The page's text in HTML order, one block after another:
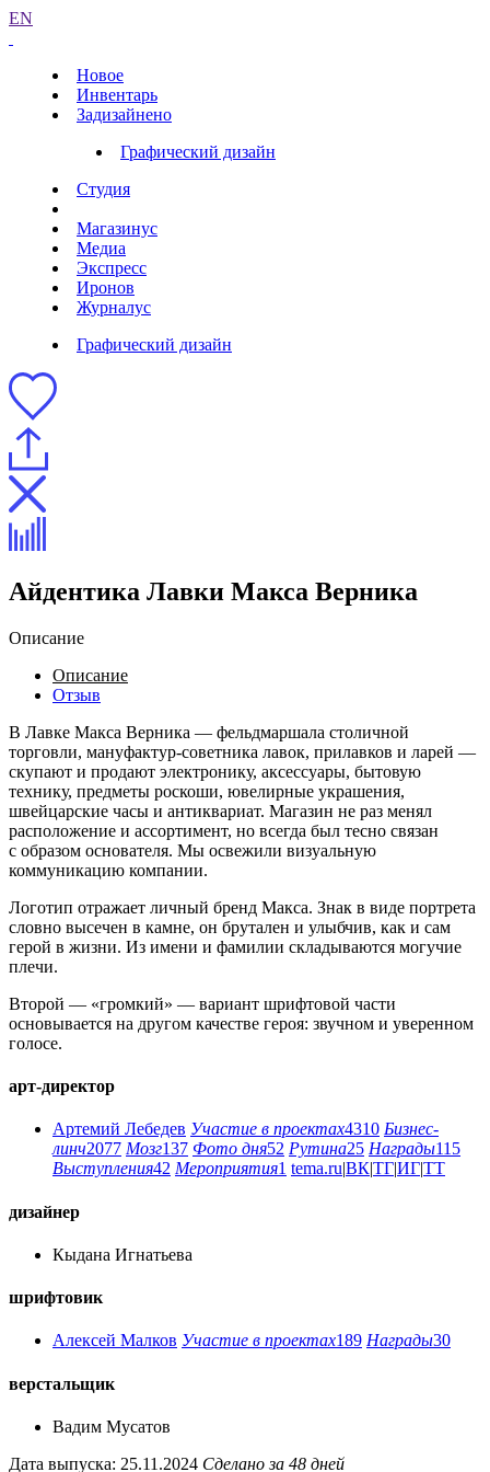
EN
Новое
Инвентарь
Задизайнено
Графический дизайн
Студия
Магазинус
Медиа
Экспресс
Иронов
Журналус
Графический дизайн
Айдентика Лавки Макса Верника
Описание
Описание
Отзыв
В Лавке Макса Верника — фельдмаршала столичной
торговли, мануфактур-советника лавок, прилавков и ларей —
скупают и продают электронику, аксессуары, бытовую
технику, предметы роскоши, ювелирные украшения,
швейцарские часы и антиквариат. Магазин не раз менял
расположение и ассортимент, но всегда был тесно связан
с образом основателя. Мы освежили визуальную
коммуникацию компании.
Логотип отражает личный бренд Макса. Знак в виде портрета
словно высечен в камне, он брутален и улыбчив, как и сам
герой в жизни. Из имени и фамилии складываются могучие
плечи.
Второй — «громкий» — вариант шрифтовой части
основывается на другом качестве героя: звучном и уверенном
голосе.
арт-директор
Артемий Лебедев Участие в проектах4310 Бизнес-
линч2077 Мозг137 Фото дня52 Рутина25 Награды115
Выступления42 Мероприятия1 tema.ru|ВК|ТГ|ИГ|ТТ
дизайнер
Кыдана Игнатьева
шрифтовик
Алексей Малков Участие в проектах189 Награды30
верстальщик
Вадим Мусатов
Дата выпуска: 25.11.2024 Сделано за 48 дней